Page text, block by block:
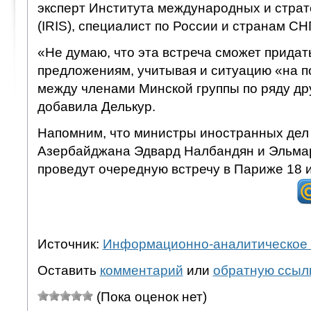
эксперт Института международных и
(IRIS), специалист по России и странам
«Не думаю, что эта встреча сможет
предложениям, учитывая и ситуацию «на
между членами Минской группы по ряду
добавила Делькур.
Напомним, что министры иностранных
Азербайджана Эдвард Налбандян и
проведут очередную встречу в Париже 18
Источник: Информационно-аналитическое
Оставить комментарий или обратную
(Пока оценок нет)